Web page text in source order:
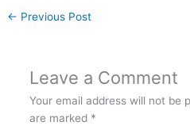
← Previous Post
Leave a Comment
Your email address will not be
are marked *